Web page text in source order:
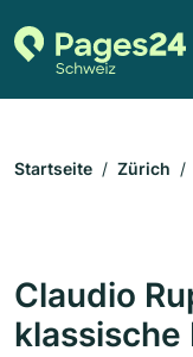
Startseite Zürich
Claudio
klassische